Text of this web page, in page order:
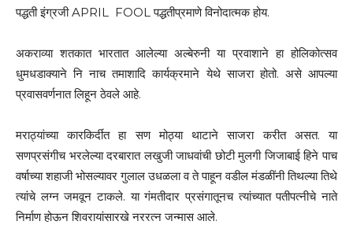
पद्धती इंग्रजी APRIL FOOL पद्धतीप्रमाणे विनोदात्मक होय.
अकराव्या शतकात भारतात आलेल्या अल्बेरुनी या प्रवाशाने हा होलिकोत्सव
धुमधडाक्याने नि नाच तमाशादि कार्यक्रमाने येथे साजरा होतो. असे आपल्या
प्रवासवर्णनात लिहून ठेवले आहे.
मराठ्यांच्या कारकिर्दीत हा सण मोठ्या थाटाने साजरा करीत असत. या
सणप्रसंगीच भरलेल्या दरबारात लखुजी जाधवांची छोटी मुलगी जिजाबाई हिने पाच
वर्षाच्या शहाजी भोसल्यावर गुलाल उधळला व ते पाहून वडील मंडळींनी तिथल्या तिथे
त्यांचे लग्न जमवून टाकले. या गंमतीदार प्रसंगातूनच त्यांच्यात पतीपत्नीचे नाते
निर्माण होऊन शिवरायांसारखे नररत्न जन्मास आले.